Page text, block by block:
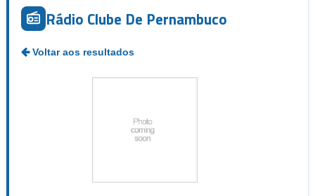
Rádio Clube De Pernambuco